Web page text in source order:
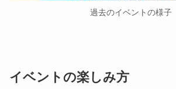
過去のイベントの様子
イベントの楽しみ方